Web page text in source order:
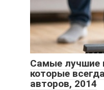
Самые лучшие
которые
авторов, 2014